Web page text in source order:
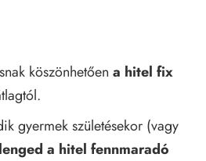
köszönhetően a hitel fix
gyermek születésekor (vagy
a hitel fennmaradó